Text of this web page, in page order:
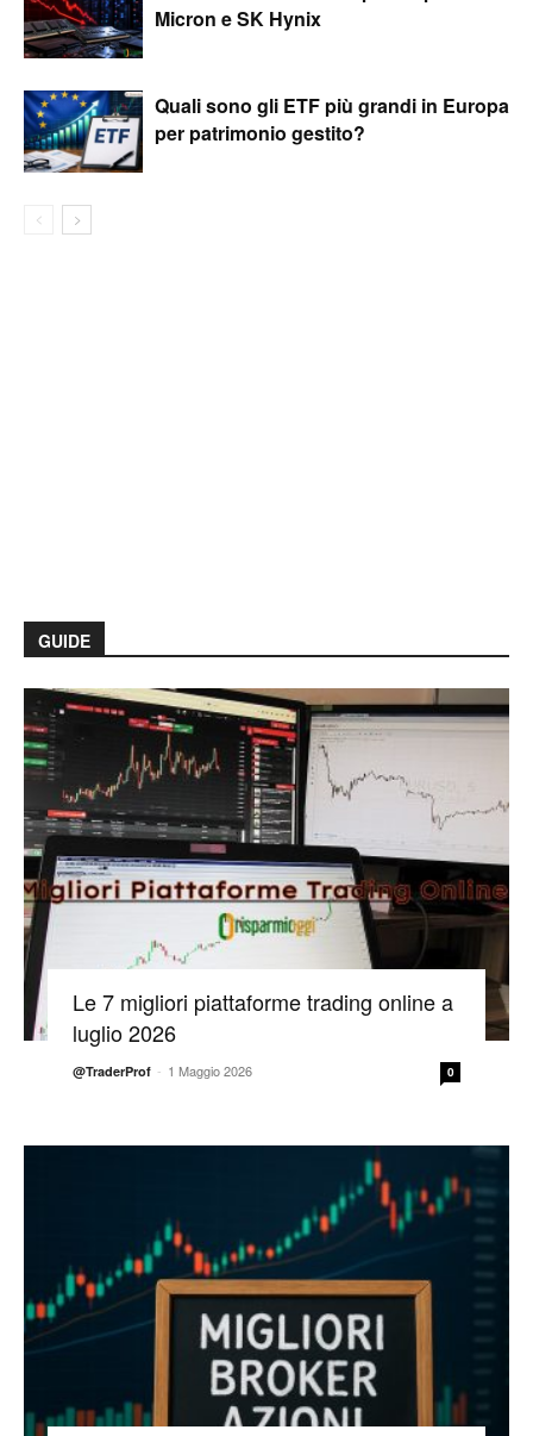
Micron e SK Hynix
Quali sono gli ETF più grandi in Europa
per patrimonio gestito?
GUIDE
Le 7 migliori piattaforme trading online a
luglio 2026
@TraderProf - 1 Maggio 2026 0